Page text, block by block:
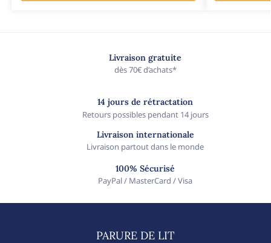
Livraison gratuite
dès 70€ d’achats*
14 jours de rétractation
Retours possibles pendant 14 jours
Livraison internationale
Livraison partout dans le monde
100% Sécurisé
PayPal / MasterCard / Visa
PARURE DE LIT​